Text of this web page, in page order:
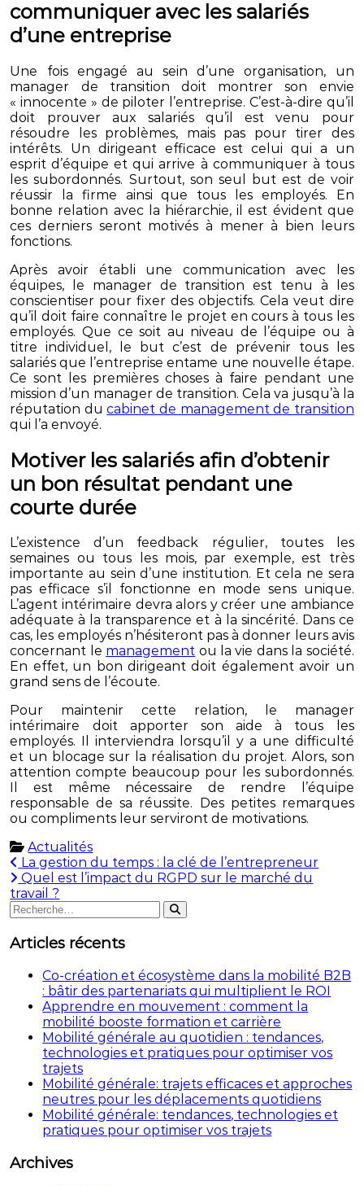
communiquer avec les salariés
d’une entreprise
Une fois engagé au sein d’une organisation, un
manager de transition doit montrer son envie
« innocente » de piloter l’entreprise. C’est-à-dire qu’il
doit prouver aux salariés qu’il est venu pour
résoudre les problèmes, mais pas pour tirer des
intérêts. Un dirigeant efficace est celui qui a un
esprit d’équipe et qui arrive à communiquer à tous
les subordonnés. Surtout, son seul but est de voir
réussir la firme ainsi que tous les employés. En
bonne relation avec la hiérarchie, il est évident que
ces derniers seront motivés à mener à bien leurs
fonctions.
Après avoir établi une communication avec les
équipes, le manager de transition est tenu à les
conscientiser pour fixer des objectifs. Cela veut dire
qu’il doit faire connaître le projet en cours à tous les
employés. Que ce soit au niveau de l’équipe ou à
titre individuel, le but c’est de prévenir tous les
salariés que l’entreprise entame une nouvelle étape.
Ce sont les premières choses à faire pendant une
mission d’un manager de transition. Cela va jusqu’à la
réputation ducabinet de management de transition
qui l’a envoyé.
Motiver les salariés afin d’obtenir
un bon résultat pendant une
courte durée
L’existence d’un feedback régulier, toutes les
semaines ou tous les mois, par exemple, est très
importante au sein d’une institution. Et cela ne sera
pas efficace s’il fonctionne en mode sens unique.
L’agent intérimaire devra alors y créer une ambiance
adéquate à la transparence et à la sincérité. Dans ce
cas, les employés n’hésiteront pas à donner leurs avis
concernant le management ou la vie dans la société.
En effet, un bon dirigeant doit également avoir un
grand sens de l’écoute.
Pour maintenir cette relation, le manager
intérimaire doit apporter son aide à tous les
employés. Il interviendra lorsqu’il y a une difficulté
et un blocage sur la réalisation du projet. Alors, son
attention compte beaucoup pour les subordonnés.
Il est même nécessaire de rendre l’équipe
responsable de sa réussite. Des petites remarques
ou compliments leur serviront de motivations.
Actualités
Navigation
de
l’article
La gestion du temps : la clé de l’entrepreneur
Quel est l’impact du RGPD sur le marché du
travail ?
Rechercher
Rechercher
Articles récents
Co-création et écosystème dans la mobilité B2B
: bâtir des partenariats qui multiplient le ROI
Apprendre en mouvement : comment la
mobilité booste formation et carrière
Mobilité générale au quotidien : tendances,
technologies et pratiques pour optimiser vos
trajets
Mobilité générale: trajets efficaces et approches
neutres pour les déplacements quotidiens
Mobilité générale: tendances, technologies et
pratiques pour optimiser vos trajets
Archives